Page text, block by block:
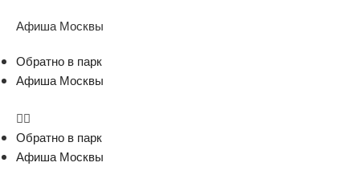
Афиша Москвы
Обратно в парк
Афиша Москвы
Обратно в парк
Афиша Москвы